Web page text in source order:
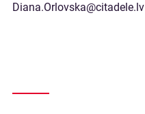
Diana.Orlovska@citadele.lv